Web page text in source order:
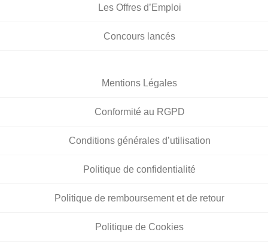
Les Offres d’Emploi
Concours lancés
Mentions Légales
Conformité au RGPD
Conditions générales d’utilisation
Politique de confidentialité
Politique de remboursement et de retour
Politique de Cookies